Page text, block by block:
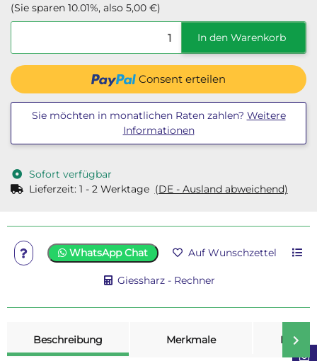
(Sie sparen 10.01%, also 5,00 €)
In den Warenkorb
Consent erteilen
Sie möchten in monatlichen Raten zahlen? Weitere
Informationen
Sofort verfügbar
Lieferzeit: 1 - 2 Werktage (DE - Ausland abweichend)
WhatsApp Chat Auf Wunschzettel
Giessharz - Rechner
Beschreibung
Merkmale